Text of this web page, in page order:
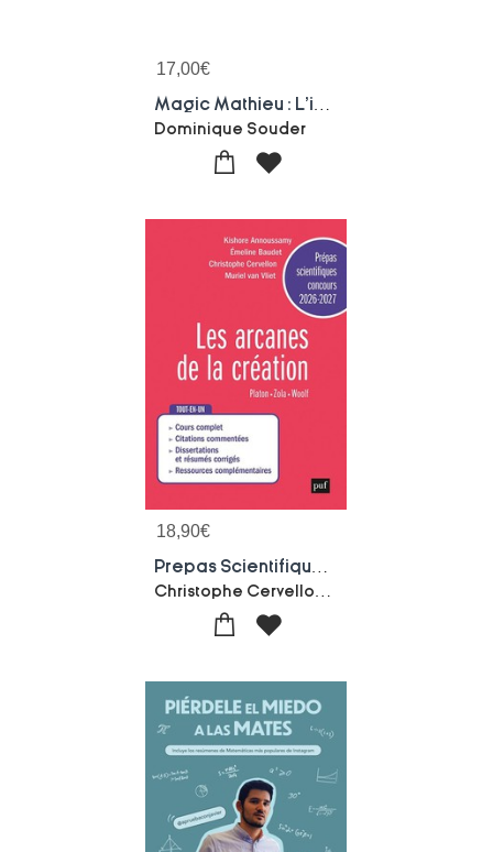
17,00€
Dominique Souder
18,90€